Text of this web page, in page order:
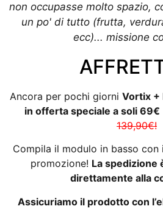
non occupasse molto spazio,
un po' di tutto (frutta,
ecc)... missione
Ancora per pochi giorni Vortix +
in offerta speciale a soli 69€
139,90€!
Compila il modulo in basso
promozione! La spedizione
direttamente alla
Assicuriamo il prodotto con